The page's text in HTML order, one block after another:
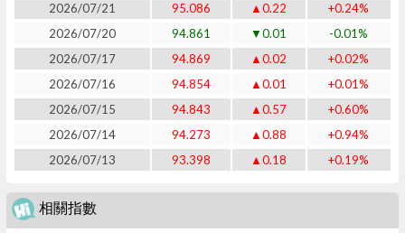
2026/07/21
95.086 ▲0.22
+0.24%
2026/07/20
94.861 ▼0.01
-0.01%
2026/07/17
94.869 ▲0.02
+0.02%
2026/07/16
94.854 ▲0.01
+0.01%
2026/07/15
94.843 ▲0.57
+0.60%
2026/07/14
94.273 ▲0.88
+0.94%
2026/07/13
93.398 ▲0.18 +0.19%
相關指數